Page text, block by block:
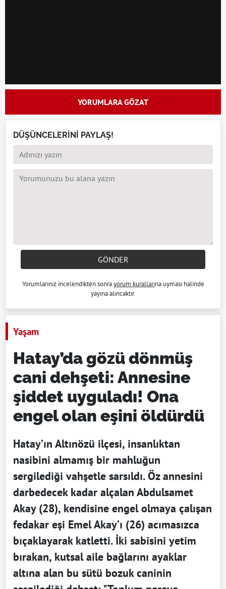
YORUMLARA GÖZAT
DÜŞÜNCELERİNİ PAYLAŞ!
GÖNDER
Yorumlarınız incelendikten sonrayorum kurallarına uyması halinde
yayına alıncaktır.
Yaşam
Hatay’da gözü dönmüş
cani dehşeti: Annesine
şiddet uyguladı! Ona
engel olan eşini öldürdü
Hatay’ın Altınözü ilçesi, insanlıktan
nasibini almamış bir mahluğun
sergilediği vahşetle sarsıldı. Öz annesini
darbedecek kadar alçalan Abdulsamet
Akay (28), kendisine engel olmaya çalışan
fedakar eşi Emel Akay’ı (26) acımasızca
bıçaklayarak katletti. İki sabisini yetim
bırakan, kutsal aile bağlarını ayaklar
altına alan bu sütü bozuk caninin